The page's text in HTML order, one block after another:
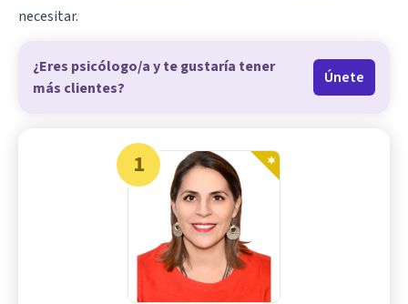
necesitar.
¿Eres psicólogo/a y te gustaría tener
más clientes?
Únete
1